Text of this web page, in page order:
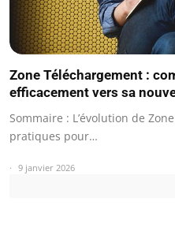
Zone Téléchargement :
efficacement vers sa
Sommaire : L’évolution de
pratiques pour…
9 janvier 2026